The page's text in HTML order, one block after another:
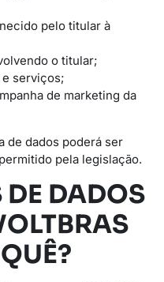
pelo titular à
o titular;
serviços;
de marketing da
de dados poderá ser
pela legislação.
DADOS